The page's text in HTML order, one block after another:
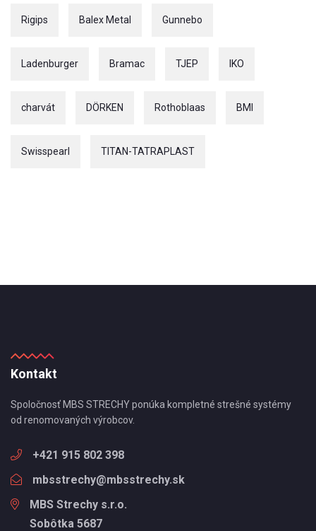
Rigips Balex Metal Gunnebo
Ladenburger Bramac TJEP IKO
charvát DÖRKEN Rothoblaas BMI
Swisspearl TITAN-TATRAPLAST
Kontakt
Spoločnosť MBS STRECHY ponúka kompletné strešné systémy
od renomovaných výrobcov.
+421 915 802 398
mbsstrechy@mbsstrechy.sk
MBS Strechy s.r.o.
Sobôtka 5687